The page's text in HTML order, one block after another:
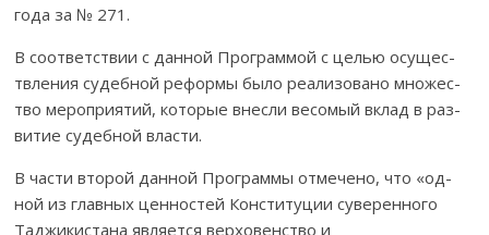
го­да за № 271.
В соответствии с данной Программой с целью осу­щес­
твления су­деб­­­­­ной реформы было реализовано мно­жес­
тво мероприятий, которые внесли ве­сомый вклад в раз­
витие судебной власти.
В части второй данной Программы отмечено, что «од­
ной из глав­ных ценностей Конституции суверенного
Тад­жикистана является вер­хо­вен­ство и